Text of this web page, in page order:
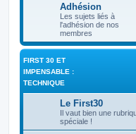
Adhésion
Les sujets liés à
l'adhésion de nos
membres
FIRST 30 ET
IMPENSABLE :
TECHNIQUE
Le First30
Il vaut bien une
spéciale !